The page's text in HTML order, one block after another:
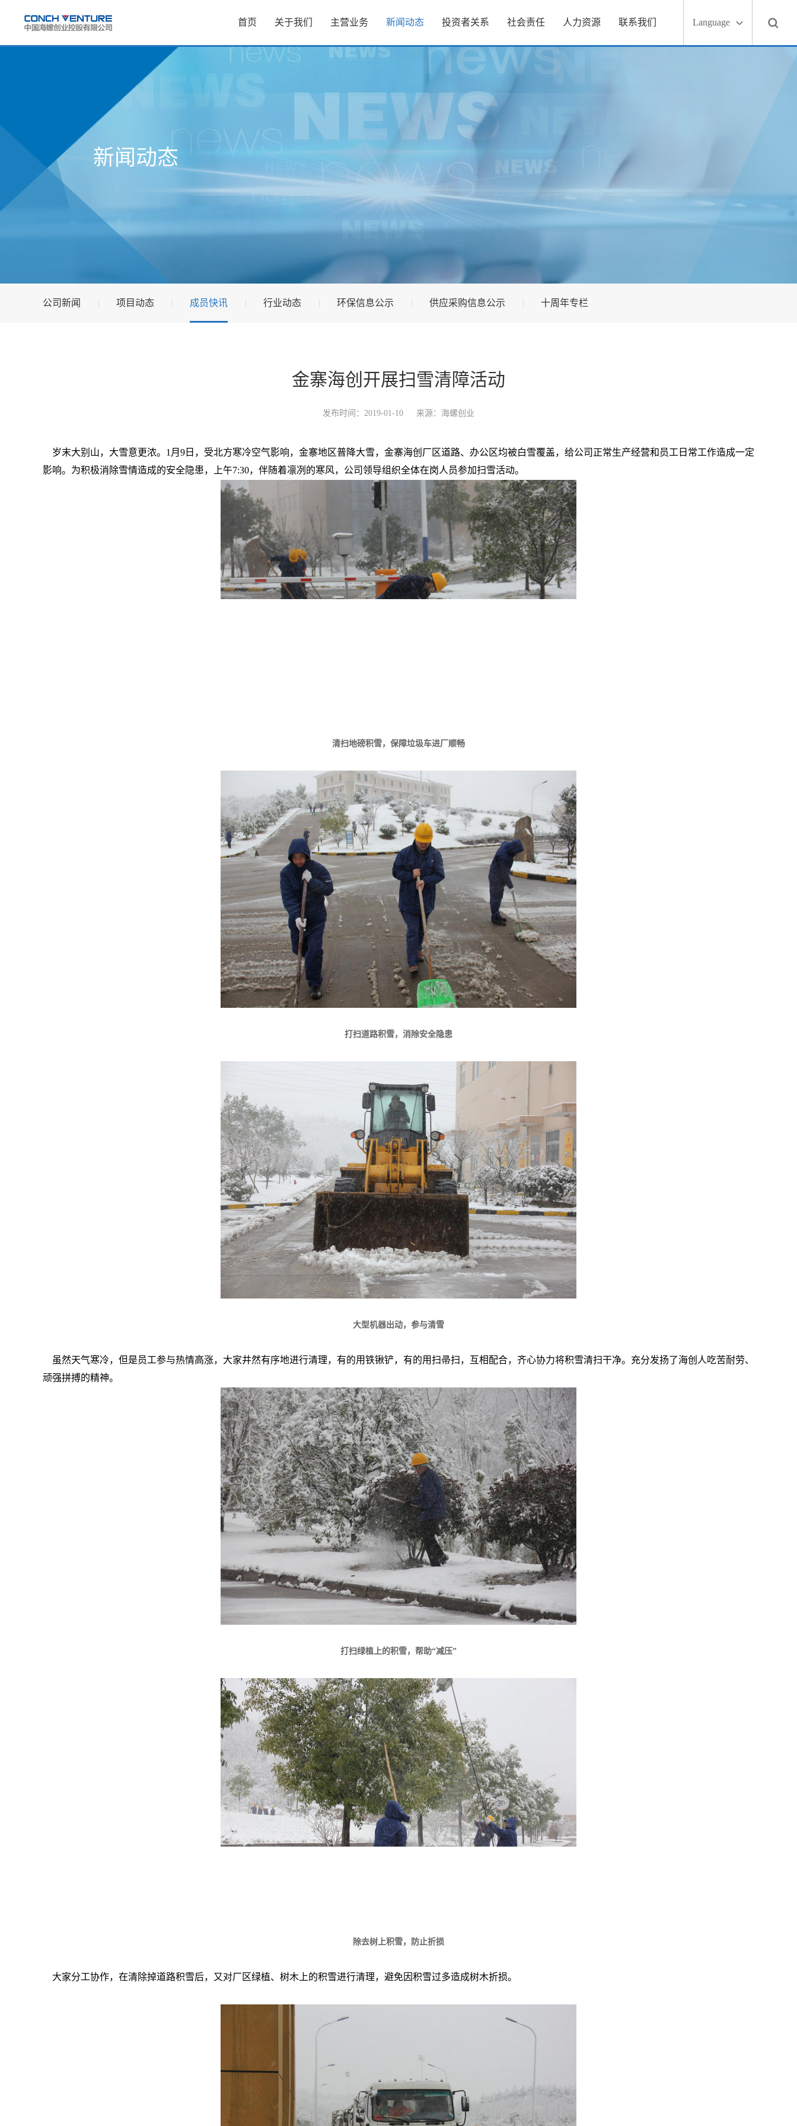
首页 关于我们 主营业务 新闻动态 投资者关系 社会责任 人力资源 联系我们 Language
新闻动态
公司新闻 项目动态 成员快讯 行业动态 环保信息公示 供应采购信息公示 十周年专栏
金寨海创开展扫雪清障活动
发布时间：2019-01-10 来源：海螺创业
岁末大别山，大雪意更浓。1月9日，受北方寒冷空气影响，金寨地区普降大雪，金寨海创厂区道路、办公区均被白雪覆盖，给公司正常生产经营和员工日常工作造成一定
影响。为积极消除雪情造成的安全隐患，上午7:30，伴随着凛冽的寒风，公司领导组织全体在岗人员参加扫雪活动。
清扫地磅积雪，保障垃圾车进厂顺畅
打扫道路积雪，消除安全隐患
大型机器出动，参与清雪
虽然天气寒冷，但是员工参与热情高涨，大家井然有序地进行清理，有的用铁锹铲，有的用扫帚扫，互相配合，齐心协力将积雪清扫干净。充分发扬了海创人吃苦耐劳、
顽强拼搏的精神。
打扫绿植上的积雪，帮助“减压”
除去树上积雪，防止折损
大家分工协作，在清除掉道路积雪后，又对厂区绿植、树木上的积雪进行清理，避免因积雪过多造成树木折损。